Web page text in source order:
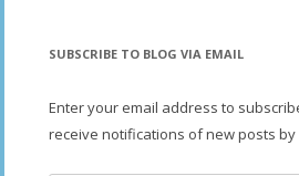
SUBSCRIBE TO BLOG VIA EMAIL
Enter your email address to
receive notifications of new posts by